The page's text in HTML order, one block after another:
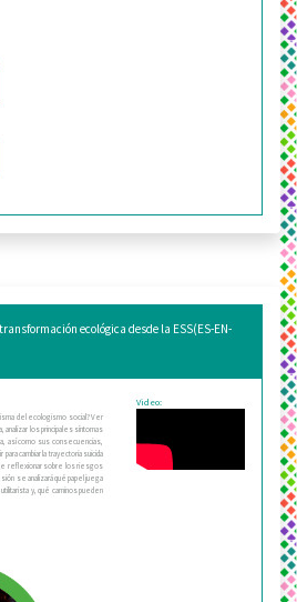
ecológica desde la ESS(ES-EN-
del ecologismo social? Ver
analizar los principales síntomas
así como sus consecuencias,
cambiar la trayectoria suicida
reflexionar sobre los riesgos
se analizará qué papel juega
utilitarista y, qué caminos pueden
Video: